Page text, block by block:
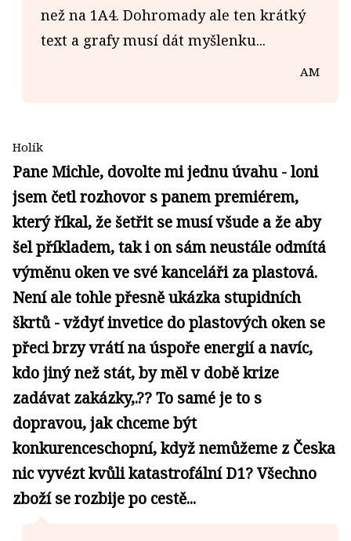
než na 1A4. Dohromady ale ten krátký
text a grafy musí dát myšlenku...
AM
Holík
Pane Michle, dovolte mi jednu úvahu - loni
jsem četl rozhovor s panem premiérem,
který říkal, že šetřit se musí všude a že aby
šel příkladem, tak i on sám neustále odmítá
výměnu oken ve své kanceláři za plastová.
Není ale tohle přesně ukázka stupidních
škrtů - vždyť invetice do plastových oken se
přeci brzy vrátí na úspoře energií a navíc,
kdo jiný než stát, by měl v době krize
zadávat zakázky,.?? To samé je to s
dopravou, jak chceme být
konkurenceschopní, když nemůžeme z Česka
nic vyvézt kvůli katastrofální D1? Všechno
zboží se rozbije po cestě...